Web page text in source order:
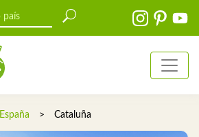
España > Cataluña